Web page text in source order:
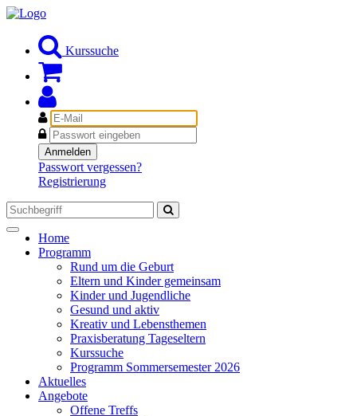
Kurssuche
E-
Mail
Passwort
Anmelden
Passwort vergessen?
Registrierung
Toggle
navigation
Home
Programm
Rund um die Geburt
Eltern und Kinder gemeinsam
Kinder und Jugendliche
Gesund und aktiv
Kreativ und Lebensthemen
Praxisberatung Tageseltern
Kurssuche
Programm Sommersemester 2026
Aktuelles
Angebote
Offene Treffs